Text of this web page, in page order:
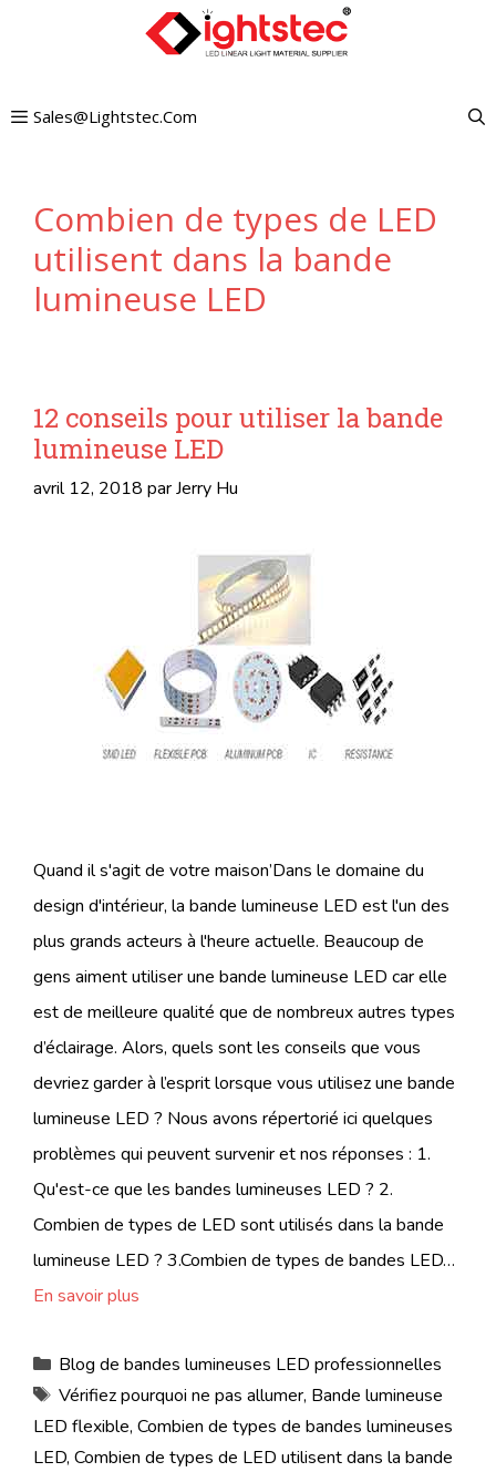
Sales@lightstec.com
Combien de types de LED
utilisent dans la bande
lumineuse LED
12 conseils pour utiliser la bande
lumineuse LED
avril 12, 2018 parJerry Hu
Quand il s'agit de votre maison’Dans le domaine du
design d'intérieur, la bande lumineuse LED est l'un des
plus grands acteurs à l'heure actuelle. Beaucoup de
gens aiment utiliser une bande lumineuse LED car elle
est de meilleure qualité que de nombreux autres types
d’éclairage. Alors, quels sont les conseils que vous
devriez garder à l’esprit lorsque vous utilisez une bande
lumineuse LED ? Nous avons répertorié ici quelques
problèmes qui peuvent survenir et nos réponses : 1.
Qu'est-ce que les bandes lumineuses LED ? 2.
Combien de types de LED sont utilisés dans la bande
lumineuse LED ? 3.Combien de types de bandes LED…
En savoir plus
Catégories
Blog de bandes lumineuses LED professionnelles
Étiquettes
Vérifiez pourquoi ne pas allumer, Bande lumineuse
LED flexible, Combien de types de bandes lumineuses
LED, Combien de types de LED utilisent dans la bande